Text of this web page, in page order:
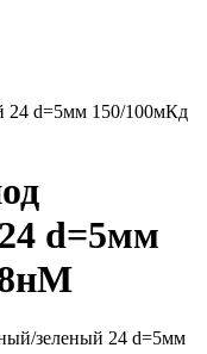
24 d=5мм 150/100мКд
d=5мм